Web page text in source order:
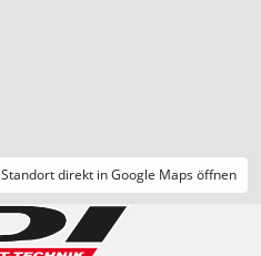
Standort direkt in Google Maps öffnen